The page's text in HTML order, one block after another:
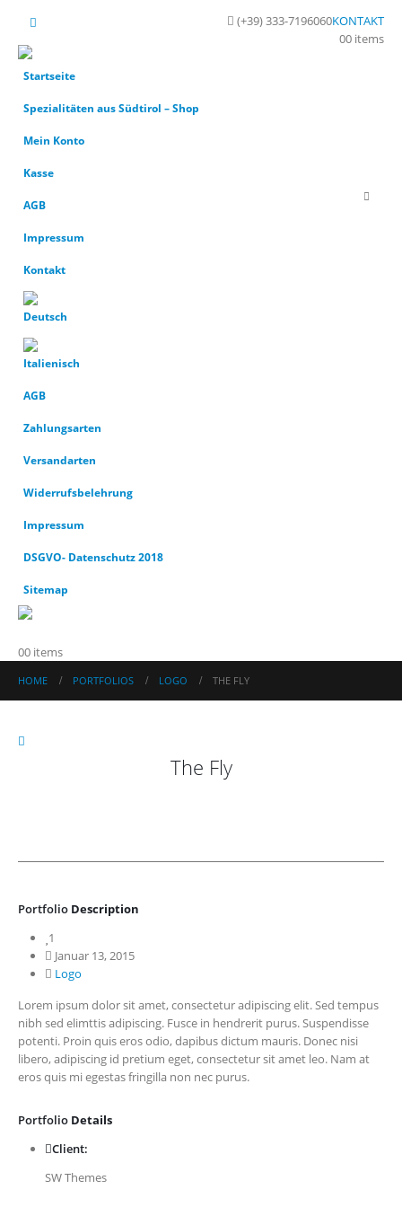
(+39) 333-7196060KONTAKT
00 items
Startseite
Spezialitäten aus Südtirol – Shop
Mein Konto
Kasse
AGB
Impressum
Kontakt
AGB
Zahlungsarten
Versandarten
Widerrufsbelehrung
Impressum
DSGVO- Datenschutz 2018
Sitemap
00 items
HOME PORTFOLIOS LOGO THE FLY
The Fly
Portfolio Description
1
Januar 13, 2015
Logo
Lorem ipsum dolor sit amet, consectetur adipiscing elit. Sed tempus
nibh sed elimttis adipiscing. Fusce in hendrerit purus. Suspendisse
potenti. Proin quis eros odio, dapibus dictum mauris. Donec nisi
libero, adipiscing id pretium eget, consectetur sit amet leo. Nam at
eros quis mi egestas fringilla non nec purus.
Portfolio Details
Client:
SW Themes